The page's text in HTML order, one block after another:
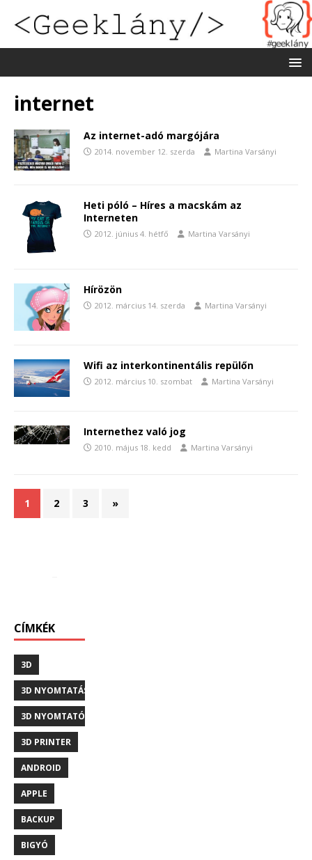
internet
Az internet-adó margójára
2014. november 12. szerda Martina Varsányi
Heti póló – Híres a macskám az
Interneten
2012. június 4. hétfő Martina Varsányi
Hírözön
2012. március 14. szerda Martina Varsányi
Wifi az interkontinentális repülőn
2012. március 10. szombat Martina Varsányi
Internethez való jog
2010. május 18. kedd Martina Varsányi
1 2 3 »
CÍMKÉK
3D
3D NYOMTATÁS
3D NYOMTATÓ
3D PRINTER
ANDROID
APPLE
BACKUP
BIGYÓ